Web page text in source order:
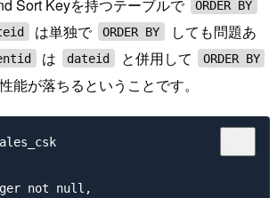
Sort Keyを持つテーブルで ORDER BY
は単独で ORDER BY
しても問題あ
は dateid と併用して ORDER BY
能が落ちるということです。
not null,